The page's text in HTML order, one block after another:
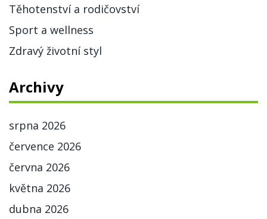
Těhotenství a rodičovství
Sport a wellness
Zdravý životní styl
Archivy
srpna 2026
července 2026
června 2026
května 2026
dubna 2026